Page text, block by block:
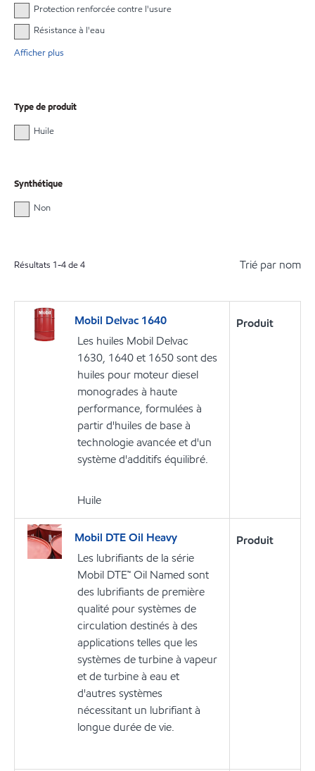
Protection renforcée contre l'usure
Résistance à l'eau
Afficher plus
Type de produit
Huile
Synthétique
Non
Résultats 1-4de4 Trié par nom
Mobil Delvac 1640
Les huiles Mobil Delvac
1630, 1640 et 1650 sont des
huiles pour moteur diesel
monogrades à haute
performance, formulées à
partir d'huiles de base à
technologie avancée et d'un
système d'additifs équilibré.
Huile
Produit
Mobil DTE Oil Heavy
Les lubrifiants de la série
Mobil DTE™ Oil Named sont
des lubrifiants de première
qualité pour systèmes de
circulation destinés à des
applications telles que les
systèmes de turbine à vapeur
et de turbine à eau et
d'autres systèmes
nécessitant un lubrifiant à
longue durée de vie.
Produit